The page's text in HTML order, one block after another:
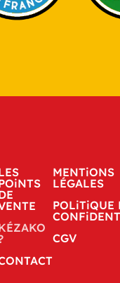
MENTiONS
LÉGALES
POLiTiQUE
CGV